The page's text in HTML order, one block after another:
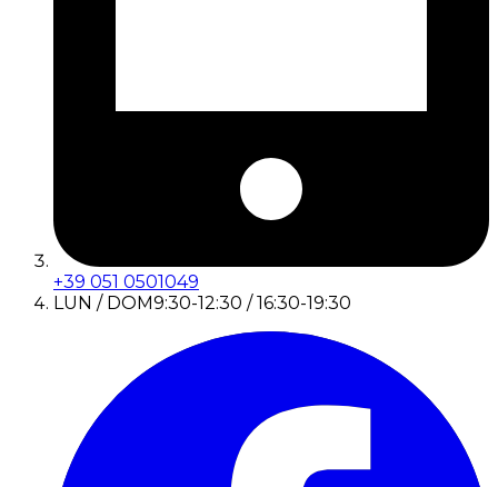
+39 051 0501049
LUN / DOM9:30-12:30 / 16:30-19:30